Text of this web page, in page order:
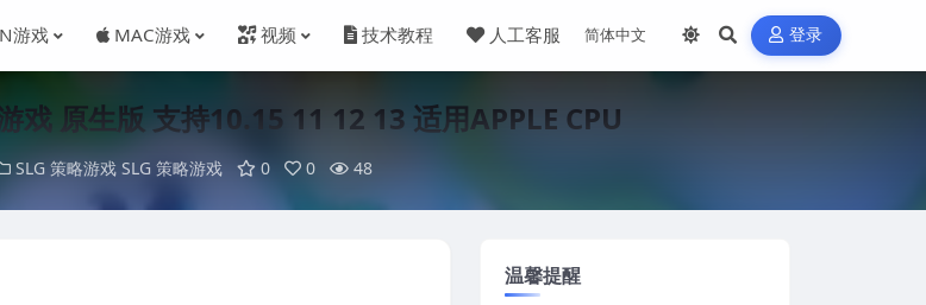
游戏 MAC游戏 视频 技术教程 人工客服 登录
戏 原生版 支持10.15 11 12 13 适用APPLE CPU
SLG 策略游戏 SLG 策略游戏 0 0 48
温馨提醒